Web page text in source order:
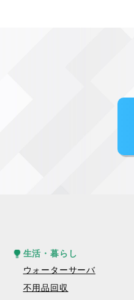
生活・暮らし
ウォーターサーバ
不用品回収